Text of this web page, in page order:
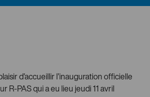
d’accueillir l’inauguration officielle
R-PAS qui a eu lieu jeudi 11 avril